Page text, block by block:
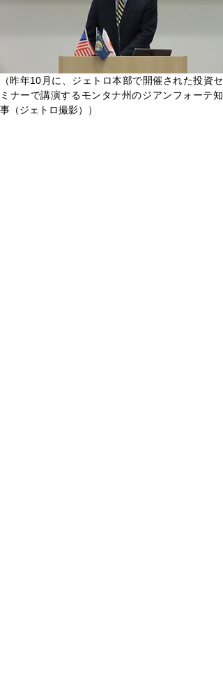
（昨年10月に、ジェトロ本部で開催された投資セ
ミナーで講演するモンタナ州のジアンフォーテ知
事（ジェトロ撮影））